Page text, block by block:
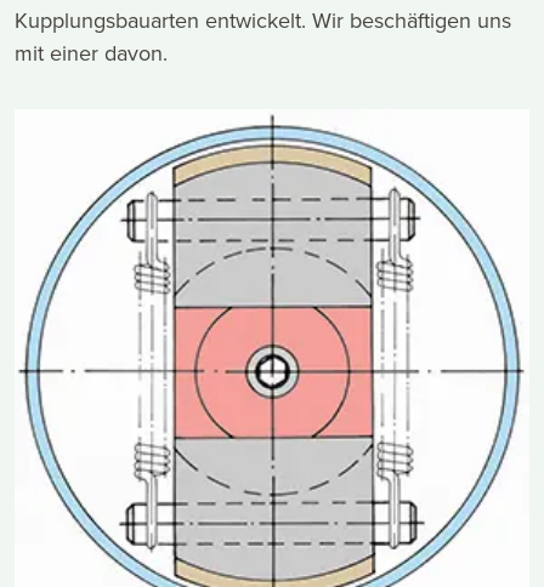
Kupplungsbauarten entwickelt. Wir beschäftigen uns
mit einer davon.